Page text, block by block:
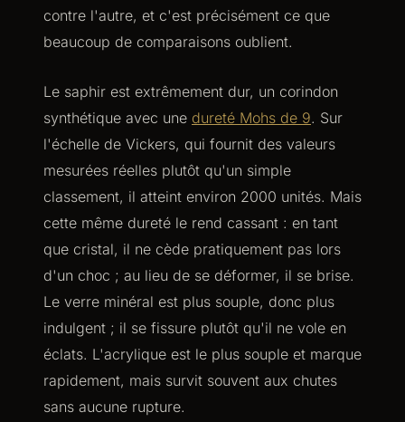
contre l'autre, et c'est précisément ce que
beaucoup de comparaisons oublient.
Le saphir est extrêmement dur, un corindon
synthétique avec une dureté Mohs de 9. Sur
l'échelle de Vickers, qui fournit des valeurs
mesurées réelles plutôt qu'un simple
classement, il atteint environ 2000 unités. Mais
cette même dureté le rend cassant : en tant
que cristal, il ne cède pratiquement pas lors
d'un choc ; au lieu de se déformer, il se brise.
Le verre minéral est plus souple, donc plus
indulgent ; il se fissure plutôt qu'il ne vole en
éclats. L'acrylique est le plus souple et marque
rapidement, mais survit souvent aux chutes
sans aucune rupture.